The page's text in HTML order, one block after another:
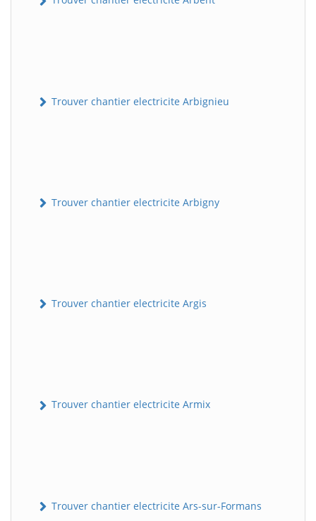
Trouver chantier electricite Arbignieu
Trouver chantier electricite Arbigny
Trouver chantier electricite Argis
Trouver chantier electricite Armix
Trouver chantier electricite Ars-sur-Formans